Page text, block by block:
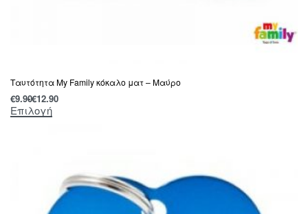
Tαυτότητα Μy Family κόκαλο ματ – Μαύρο
€9.90€12.90
Επιλογή